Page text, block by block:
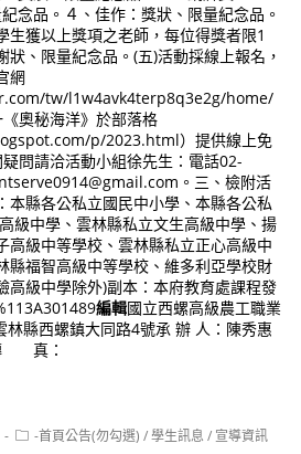
念品。４、佳作：獎狀、限量紀念品。
生獲以上獎項之老師，每位得獎者限1
、限量紀念品。(五)活動採線上報名，
網
tw/l1w4avk4terp8q3e2g/home/
奧秘海洋》於部落格
p/2023.html）提供線上免
問請洽活動小組徐先生：電話02-
。三、檢附活
本縣各公私立國民中小學、本縣各公私
級中學、雲林縣私立文生高級中學、揚
高級中等學校、雲林縣私立正心高級中
縣福智高級中等學校、維多利亞學校財
高級中學除外)副本：本府教育處課程發
編輯國立西螺高級農工職業
縣西螺鎮大同路4號承 辦 人：陳秀惠
真：
Post-首頁公告(勿勾選) /學生訊息 / 宣導資訊